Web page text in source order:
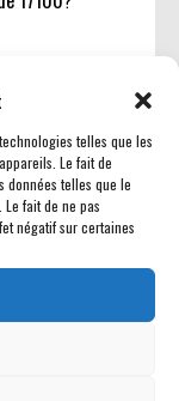
telles que les
Le fait de
données telles que le
fait de ne pas
négatif sur certaines